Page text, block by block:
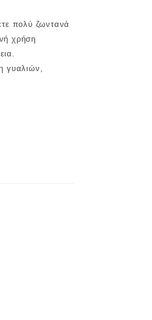
πολύ ζωντανά
χρήση
γυαλιών,